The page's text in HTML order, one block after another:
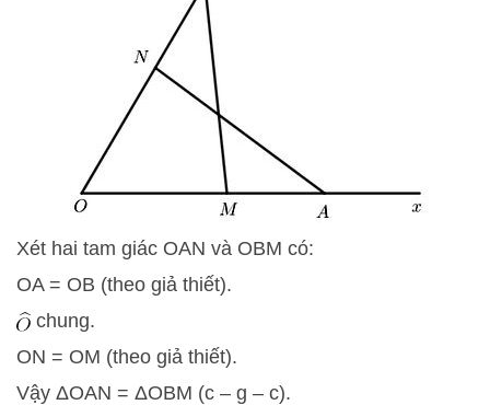
Xét hai tam giác OAN và OBM có:
OA = OB (theo giả thiết).
chung.
ON = OM (theo giả thiết).
Vậy ΔOAN = ΔOBM (c – g – c).